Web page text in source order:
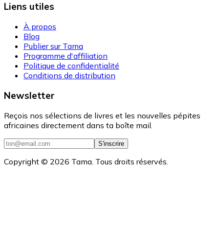
Liens utiles
À propos
Blog
Publier sur Tama
Programme d'affiliation
Politique de confidentialité
Conditions de distribution
Newsletter
Reçois nos sélections de livres et les nouvelles pépites
africaines directement dans ta boîte mail.
S'inscrire
Copyright © 2026 Tama. Tous droits réservés.